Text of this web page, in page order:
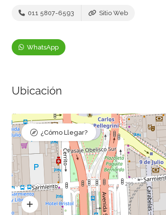
011 5807-6593 Sitio Web
WhatsApp
Ubicación
¿Cómo Llegar?